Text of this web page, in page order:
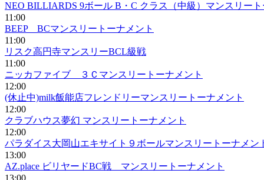
NEO BILLIARDS 9ボール B・C クラス（中級）マンスリート
11:00
BEEP BCマンスリートーナメント
11:00
リスク高円寺マンスリーBCL級戦
11:00
ニッカファイブ ３Ｃマンスリートーナメント
12:00
(休止中)milk飯能店フレンドリーマンスリートーナメント
12:00
クラブハウス夢幻 マンスリートーナメント
12:00
パラダイス大岡山エキサイト９ボールマンスリートーナメン
13:00
AZ.place ビリヤードBC戦 マンスリートーナメント
13:00